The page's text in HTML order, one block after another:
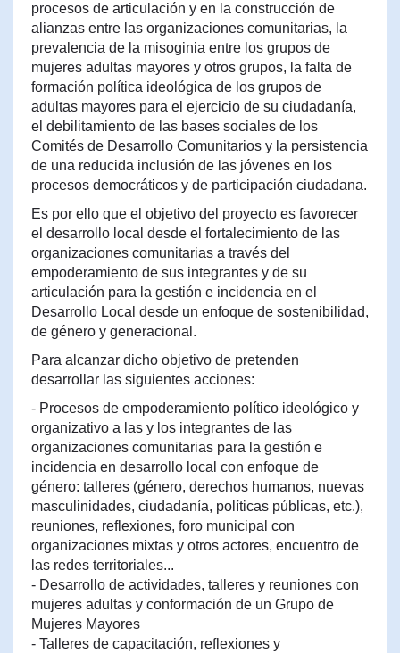
procesos de articulación y en la construcción de
alianzas entre las organizaciones comunitarias, la
prevalencia de la misoginia entre los grupos de
mujeres adultas mayores y otros grupos, la falta de
formación política ideológica de los grupos de
adultas mayores para el ejercicio de su ciudadanía,
el debilitamiento de las bases sociales de los
Comités de Desarrollo Comunitarios y la persistencia
de una reducida inclusión de las jóvenes en los
procesos democráticos y de participación ciudadana.
Es por ello que el objetivo del proyecto es favorecer
el desarrollo local desde el fortalecimiento de las
organizaciones comunitarias a través del
empoderamiento de sus integrantes y de su
articulación para la gestión e incidencia en el
Desarrollo Local desde un enfoque de sostenibilidad,
de género y generacional.
Para alcanzar dicho objetivo de pretenden
desarrollar las siguientes acciones:
- Procesos de empoderamiento político ideológico y
organizativo a las y los integrantes de las
organizaciones comunitarias para la gestión e
incidencia en desarrollo local con enfoque de
género: talleres (género, derechos humanos, nuevas
masculinidades, ciudadanía, políticas públicas, etc.),
reuniones, reflexiones, foro municipal con
organizaciones mixtas y otros actores, encuentro de
las redes territoriales...
- Desarrollo de actividades, talleres y reuniones con
mujeres adultas y conformación de un Grupo de
Mujeres Mayores
- Talleres de capacitación, reflexiones y